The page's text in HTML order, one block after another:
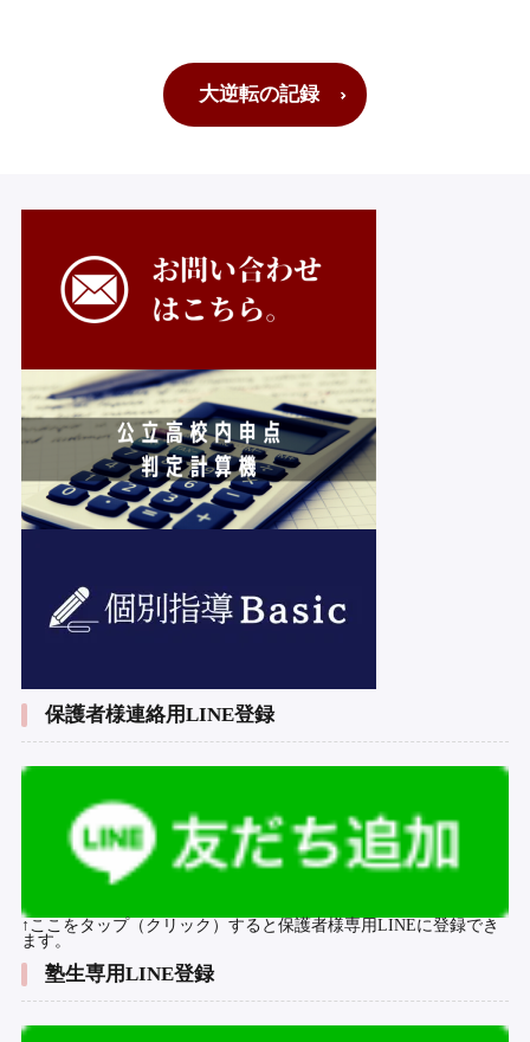
大逆転の記録
保護者様連絡用LINE登録
↑ここをタップ（クリック）すると保護者様専用LINEに登録でき
ます。
塾生専用LINE登録